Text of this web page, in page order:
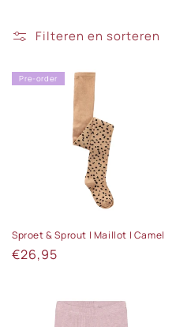
c
t
Filteren en sorteren
Pre-order
Sproet & Sprout | Maillot | Camel
Normale
€26,95